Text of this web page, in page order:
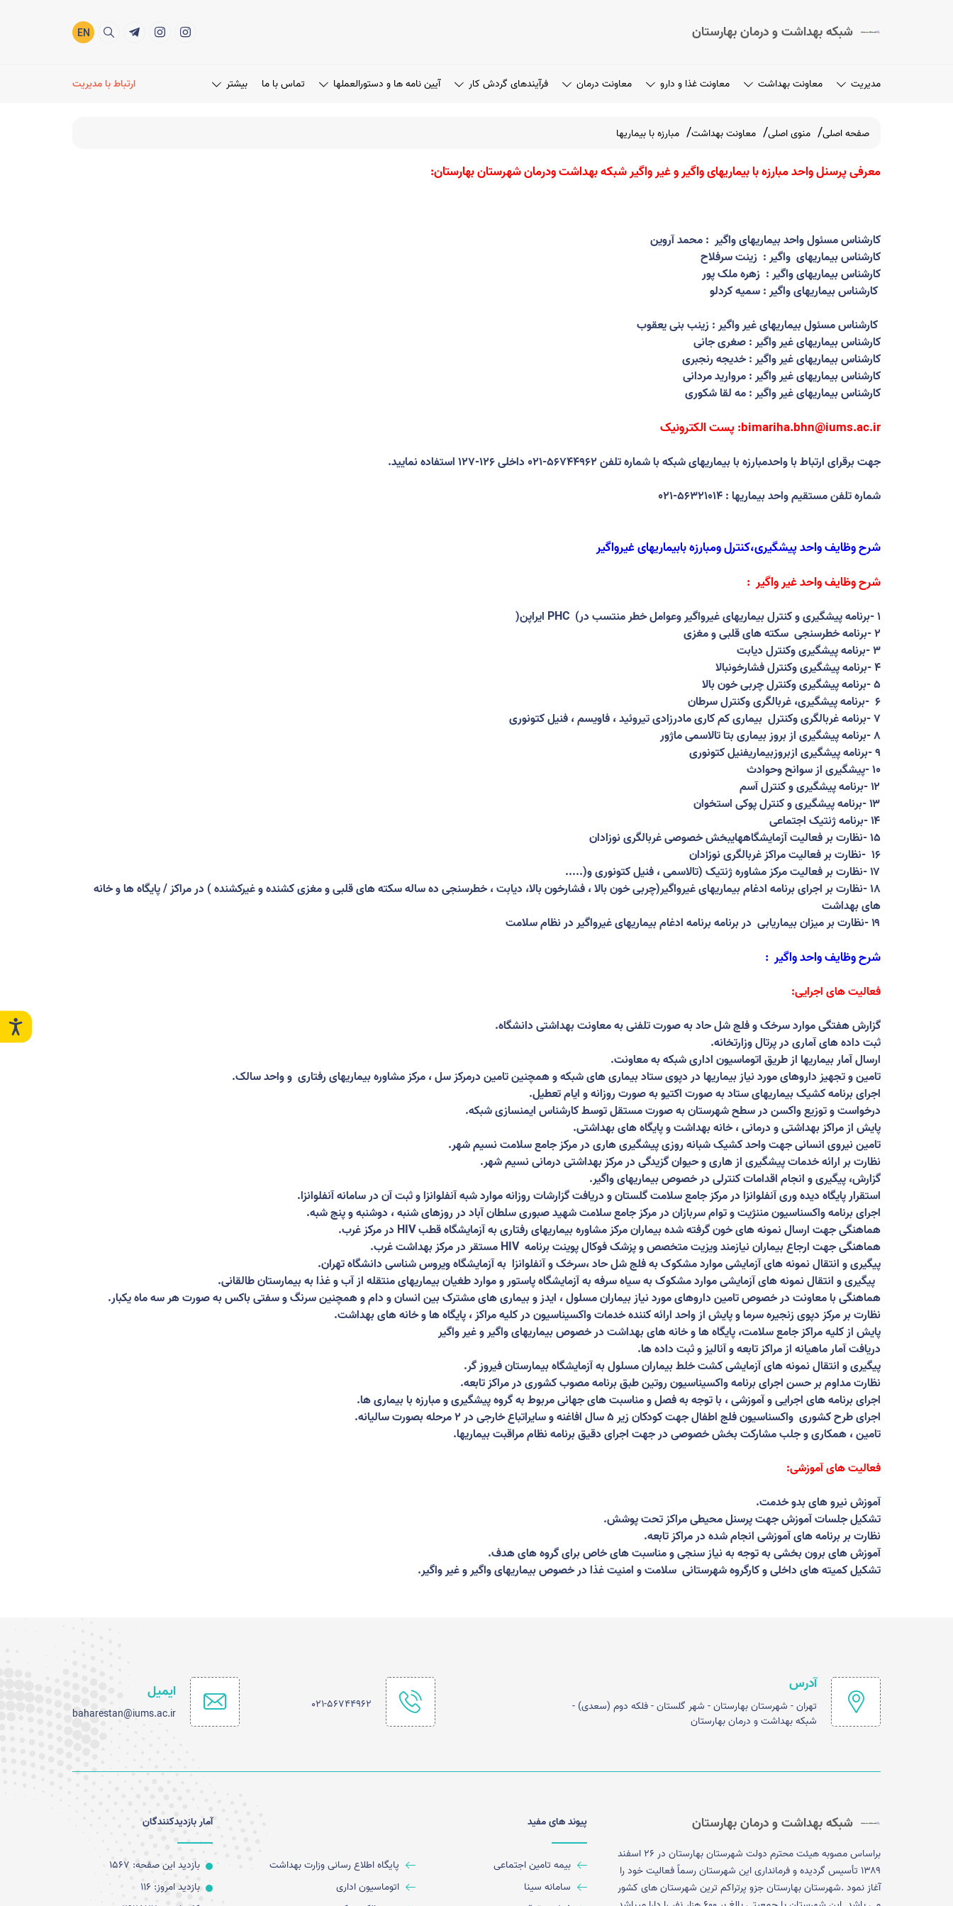
شبکه بهداشت و درمان بهارستان EN
مدیریت معاونت بهداشت معاونت غذا و دارو معاونت درمان فرآیندهای گردش کار آیین نامه ها و دستورالعملها تماس با ما بیشتر ارتباط با مدیریت
صفحه اصلی منوی اصلی معاونت بهداشت مبارزه با بیماریها
معرفی پرسنل واحد مبارزه با بیماریهای واگیر و غیر واگیر شبکه بهداشت ودرمان شهرستان بهارستان:
کارشناس مسئول واحد بیماریها: ی واگیر
محمد آروین
کارشناس بیماریهای واگیر: زینت سرفلاح
کارشناس بیماریهای واگیر: زهره ملک پور
کارشناس بیماریهای واگیر:سمیه کردلو
کارشناس مسئول بیماریهای غیر واگیر: زینب بنی یعقوب
کارشناس بیماریهای غیر واگیر : صغری جانی
کارشناس بیماریهای غیر واگیر : خدیجه رنجبری
کارشناس بیماریهای غیر واگیر : مروارید مردانی
کارشناس بیماریهای غیر واگیر : مه لقا شکوری
پست الکترونیک :bimariha.bhn@iums.ac.ir
جهت برقرای ارتباط با واحدمبارزه با بیماریهای شبکه با شماره تلفن 56744962-021 داخلی 126-127 استفاده نمایید
.
شماره تلفن مستقیم واحد بیماریها : 56321014-021
شرح وظایف واحد پیشگیری،کنترل ومبارزه بابیماریهای غیرواگیر
شرح وظایف واحد غیر واگیر:
۱-برنامه پیشگیری و کنترل بیماریهای غیرواگیر وعوامل خطر منتسب درPHC ( ایراپن)
۲-برنامه خطرسنجی سکته های قلبی و مغزی
۳-برنامه پیشگیری وکنترل دیابت
۴-برنامه پیشگیری وکنترل فشارخونبالا
۵-برنامه پیشگیری وکنترل چربی خون بالا
۶ -برنامه پیشگیری، غربالگری وکنترل سرطان
۷-برنامه غربالگری وکنترل بیماری کم کاری مادرزادی تیروئید ، فاویسم ، فنیل کتونوری
۸-برنامه پیشگیری از بروز بیماری بتا تالاسمی ماژور
۹-برنامه پیشگیری ازبروزبیماریفنیل کتونوری
۱۰-پیشگیری از سوانح وحوادث
۱۲-برنامه پیشگیری و کنترل آسم
۱۳-برنامه پیشگیری و کنترل پوکی استخوان
۱۴-برنامه ژنتیک اجتماعی
۱۵-نظارت بر فعالیت آزمایشگاههایبخش خصوصی غربالگری نوزادان
۱۶ -نظارت بر فعالیت مراکز غربالگری نوزادان
۱۷-نظارت بر فعالیت مرکز مشاوره ژنتیک (تالاسمی ، فنیل کتونوری و.....)
۱۸-نظارت بر اجرای برنامه ادغام بیماریهای غیرواگیر(چربی خون بالا ، فشارخون بالا، دیابت ، خطرسنجی ده ساله سکته های قلبی و مغزی کشنده و غیرکشنده ) در مراکز / پایگاه ها و خانه
های بهداشت
۱۹-نظارت بر میزان بیماریابی در برنامه برنامه ادغام بیماریهای غیرواگیر در نظام سلامت
شرح وظایف واحد واگیر:
فعالیت های اجرایی:
گزارش هفتگی موارد سرخک و فلج شل حاد به صورت تلفنی به معاونت بهداشتی دانشگاه.
ثبت داده های آماری در پرتال وزارتخانه.
ارسال آمار بیماریها از طریق اتوماسیون اداری شبکه به معاونت.
تامین و تجهیز داروهای مورد نیاز بیماریها در دپوی ستاد بیماری های شبکه و همچنین تامین درمرکز سل ، مرکز مشاوره بیماریهای رفتاری و واحد سالک.
اجرای برنامه کشیک بیماریهای ستاد به صورت اکتیو به صورت روزانه و ایام تعطیل.
درخواست و توزیع واکسن در سطح شهرستان به صورت مستقل توسط کارشناس ایمنسازی شبکه.
پایش از مراکز بهداشتی و درمانی ، خانه بهداشت و پایگاه های بهداشتی.
تامین نیروی انسانی جهت واحد کشیک شبانه روزی پیشگیری هاری در مرکز جامع سلامت نسیم شهر.
نظارت بر ارائه خدمات پیشگیری از هاری و حیوان گزیدگی در مرکز بهداشتی درمانی نسیم شهر.
گزارش، پیگیری و انجام اقدامات کنترلی در خصوص بیماریهای واگیر.
استقرار پایگاه دیده وری آنفلوانزا در مرکز جامع سلامت گلستان و دریافت گزارشات روزانه موارد شبه آنفلوانزا و ثبت آن در سامانه آنفلوانزا.
اجرای برنامه واکسناسیون مننژیت و توام سربازان در مرکز جامع سلامت شهید صبوری سلطان آباد در روزهای شنبه ، دوشنبه و پنج شبه.
هماهنگی جهت ارسال نمونه های خون گرفته شده بیماران مرکز مشاوره بیماریهای رفتاری به آزمایشگاه قطبHIV در مرکز غرب.
هماهنگی جهت ارجاع بیماران نیازمند ویزیت متخصص و پزشک فوکال پوینت برنامه HIVمستقر در مرکز بهداشت غرب.
پیگیری و انتقال نمونه های آزمایشی موارد مشکوک به فلج شل حاد ،سرخک و آنفلوانزا به آزمایشگاه ویروس شناسی دانشگاه تهران.
پیگیری و انتقال نمونه های آزمایشی موارد مشکوک به سیاه سرفه به آزمایشگاه پاستور و موارد طغیان بیماریهای منتقله از آب و غذا به بیمارستان طالقانی.
هماهنگی با معاونت در خصوص تامین داروهای مورد نیاز بیماران مسلول ، ایدز و بیماری های مشترک بین انسان و دام و همچنین سرنگ و سفتی باکس به صورت هر سه ماه یکبار.
نظارت بر مرکز دپوی زنجیره سرما و پایش از واحد ارائه کننده خدمات واکسیناسیون در کلیه مراکز ، پایگاه ها و خانه های بهداشت.
پایش از کلیه مراکز جامع سلامت، پایگاه ها و خانه های بهداشت در خصوص بیماریهای واگیر و غیر واگیر
دریافت آمار ماهیانه از مراکز تابعه و آنالیز و ثبت داده ها.
پیگیری و انتقال نمونه های آزمایشی کشت خلط بیماران مسلول به آزمایشگاه بیمارستان فیروز گر.
نظارت مداوم بر حسن اجرای برنامه واکسیناسیون روتین طبق برنامه مصوب کشوری در مراکز تابعه.
اجرای برنامه های اجرایی و آموزشی ، با توجه به فصل و مناسبت های جهانی مربوط به گروه پیشگیری و مبارزه با بیماری ها.
اجرای طرح کشوری واکسناسیون فلج اطفال جهت کودکان زیر ۵ سال افاغنه و سایراتباع خارجی در ۲ مرحله بصورت سالیانه
.
تامین ، همکاری و جلب مشارکت بخش خصوصی در جهت اجرای دقیق برنامه نظام مراقبت بیماریها.
فعالیت های آموزشی:
آموزش نیرو های بدو خدمت.
تشکیل جلسات آموزش جهت پرسنل محیطی مراکز تحت پوشش.
نظارت بر برنامه های آموزشی انجام شده در مراکز تابعه.
آموزش های برون بخشی به توجه به نیاز سنجی و مناسبت های خاص برای گروه های هدف.
تشکیل کمیته های داخلی و کارگروه شهرستانی سلامت و امنیت غذا در خصوص بیماریهای واگیر و غیر واگیر.
آدرس
تهران - شهرستان بهارستان - شهر گلستان - فلکه دوم (سعدی) -
شبکه بهداشت و درمان بهارستان
021-56744962
ایمیل
baharestan@iums.ac.ir
شبکه بهداشت و درمان بهارستان
براساس مصوبه هیئت محترم دولت شهرستان بهارستان در ۲۶ اسفند
۱۳۸۹ تأسیس گردیده و فرمانداری این شهرستان رسماً فعالیت خود را
آغاز نمود .شهرستان بهارستان جزو پرتراکم ترین شهرستان های کشور
پیوند های مفید
بیمه تامین اجتماعی
پایگاه اطلاع رسانی وزارت بهداشت
سامانه سینا
اتوماسیون اداری
آمار بازدیدکنندگان
بازدید این صفحه: 1567
بازدید امروز: 116